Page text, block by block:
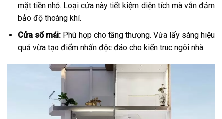
mặt tiền nhỏ. Loại cửa này tiết kiệm diện tích mà vẫn đảm
bảo độ thoáng khí.
Cửa sổ mái: Phù hợp cho tầng thượng. Vừa lấy sáng hiệu
quả vừa tạo điểm nhấn độc đáo cho kiến trúc ngôi nhà.